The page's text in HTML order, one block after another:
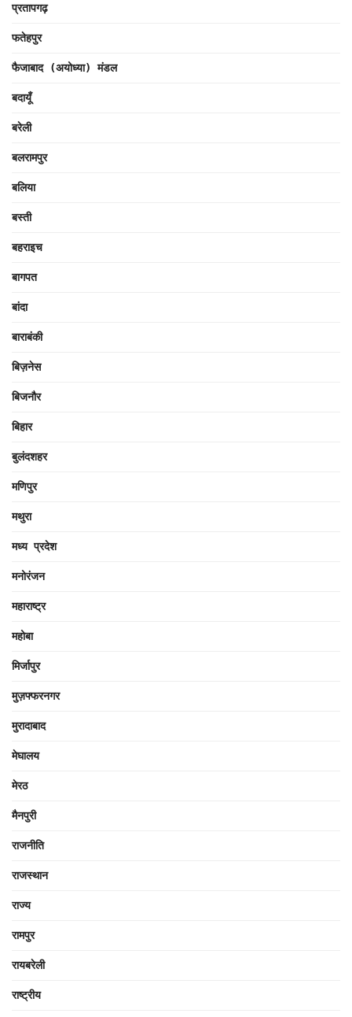
प्रतापगढ़
फतेहपुर
फैजाबाद (अयोध्या) मंडल
बदायूँ
बरेली
बलरामपुर
बलिया
बस्ती
बहराइच
बागपत
बांदा
बाराबंकी
बिज़नेस
बिजनौर
बिहार
बुलंदशहर
मणिपुर
मथुरा
मध्य प्रदेश
मनोरंजन
महाराष्ट्र
महोबा
मिर्जापुर
मुज़फ्फरनगर
मुरादाबाद
मेघालय
मेरठ
मैनपुरी
राजनीति
राजस्थान
राज्य
रामपुर
रायबरेली
राष्ट्रीय